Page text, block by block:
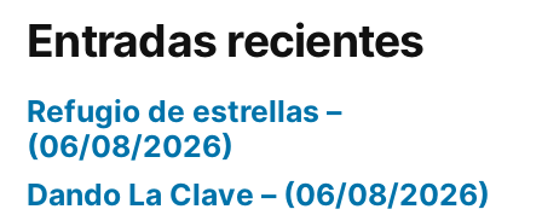
Entradas recientes
Refugio de estrellas –
(06/08/2026)
Dando La Clave – (06/08/2026)